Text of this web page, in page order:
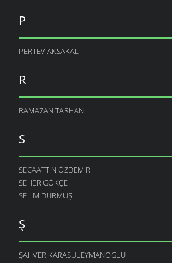
P
PERTEV AKSAKAL
R
RAMAZAN TARHAN
S
SECAATTIN ÖZDEMIR
SEHER GÖKÇE
SELIM DURMUŞ
Ş
ŞAHVER KARASULEYMANOGLU